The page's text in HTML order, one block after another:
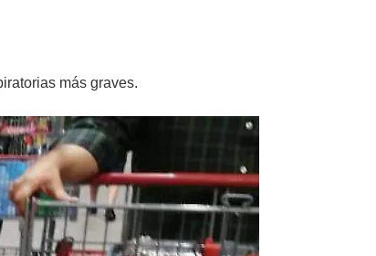
más graves.